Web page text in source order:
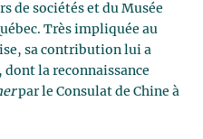
de sociétés et du Musée
Très impliquée au
sa contribution lui a
la reconnaissance
par le Consulat de Chine à